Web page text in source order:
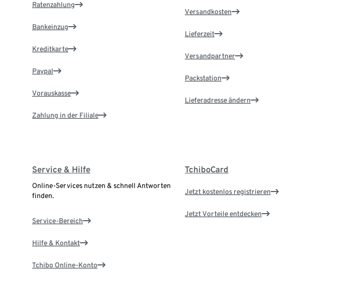
Ratenzahlung
Bankeinzug
Kreditkarte
Paypal
Vorauskasse
Zahlung in der Filiale
Versandkosten
Lieferzeit
Versandpartner
Packstation
Lieferadresse ändern
Service & Hilfe
Online-Services nutzen & schnell Antworten
finden.
Service-Bereich
Hilfe & Kontakt
Tchibo Online-Konto
TchiboCard
Jetzt kostenlos registrieren
Jetzt Vorteile entdecken